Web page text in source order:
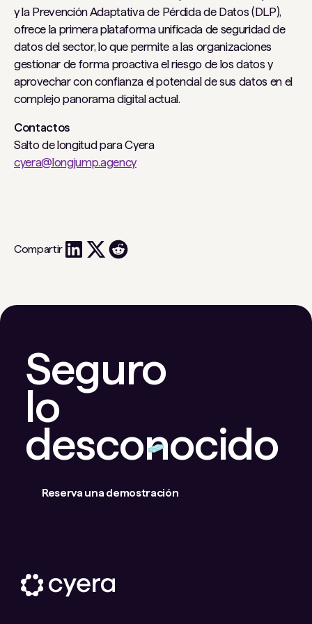
y la Prevención Adaptativa de Pérdida de Datos (DLP),
ofrece la primera plataforma unificada de seguridad de
datos del sector, lo que permite a las organizaciones
gestionar de forma proactiva el riesgo de los datos y
aprovechar con confianza el potencial de sus datos en el
complejo panorama digital actual.
Contactos
Salto de longitud para Cyera
cyera@longjump.agency
Compartir
Seguro
lo
desconocido
Reserva una demostración